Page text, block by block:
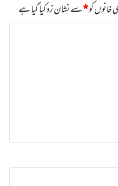
کو*سے نشان زد کیا گیا ہے